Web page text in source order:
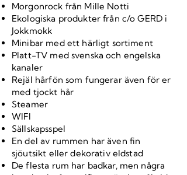
Morgonrock från Mille Notti
Ekologiska produkter från c/o GERD i
Jokkmokk
Minibar med ett härligt sortiment
Platt-TV med svenska och engelska
kanaler
Rejäl hårfön som fungerar även för er
med tjockt hår
Steamer
WIFI
Sällskapsspel
En del av rummen har även fin
sjöutsikt eller dekorativ eldstad
De flesta rum har badkar, men några